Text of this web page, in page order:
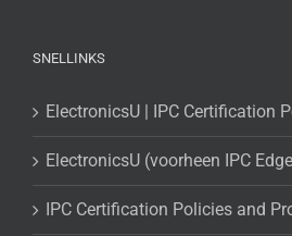
SNELLINKS
ElectronicsU | IPC Certification
ElectronicsU (voorheen IPC
IPC Certification Policies and